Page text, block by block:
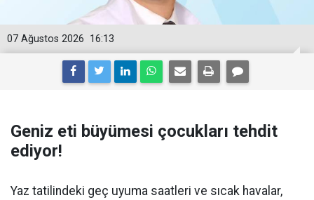
16:13
07 Ağustos 2026
Geniz eti büyümesi çocukları tehdit
ediyor!
Yaz tatilindeki geç uyuma saatleri ve sıcak havalar,